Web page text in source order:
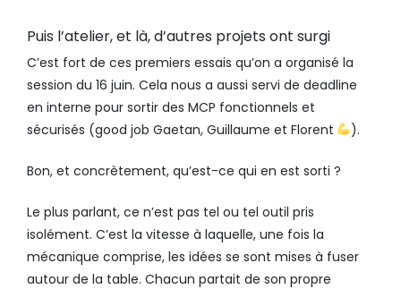
Puis l’atelier, et là, d’autres projets ont surgi
C’est fort de ces premiers essais qu’on a organisé la
session du 16 juin. Cela nous a aussi servi de deadline
en interne pour sortir des MCP fonctionnels et
sécurisés (good job Gaetan, Guillaume et Florent
).
Bon, et concrètement, qu’est-ce qui en est sorti ?
Le plus parlant, ce n’est pas tel ou tel outil pris
isolément. C’est la vitesse à laquelle, une fois la
mécanique comprise, les idées se sont mises à fuser
autour de la table. Chacun partait de son propre